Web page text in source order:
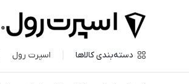
دسته‌بندی کالاها اسپرت رول